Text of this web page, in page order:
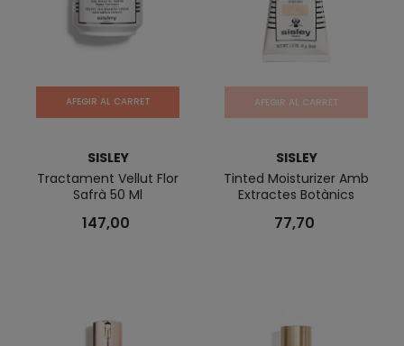
AFEGIR AL CARRET
SISLEY
Tractament Vellut Flor
Safrà 50 Ml
147,00
AFEGIR AL CARRET
SISLEY
Tinted Moisturizer Amb
Extractes Botànics
77,70